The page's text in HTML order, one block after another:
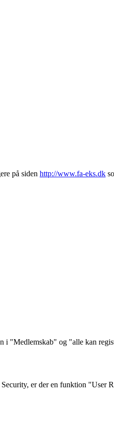
på siden http://www.fa-eks.dk
i "Medlemskab" og "alle kan
er der en funktion "User